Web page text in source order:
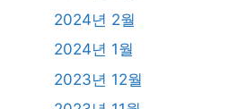
2024년 2월
2024년 1월
2023년 12월